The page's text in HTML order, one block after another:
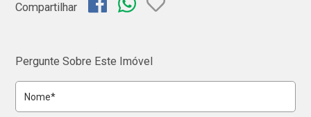
Compartilhar
Pergunte Sobre Este Imóvel